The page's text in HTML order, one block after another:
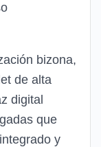
bizona,
de alta
digital
que
y